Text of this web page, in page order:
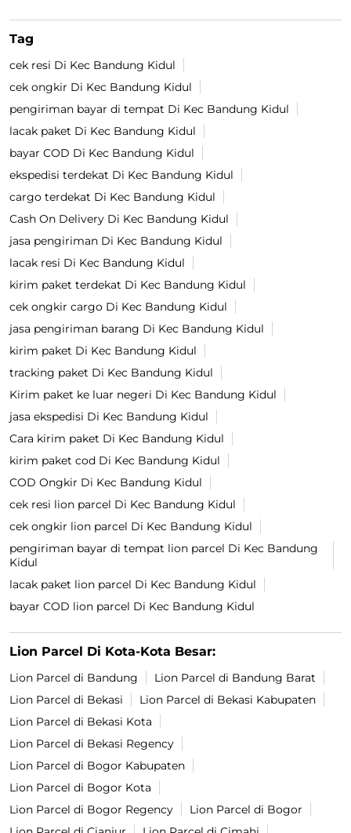
Tag
cek resi Di Kec Bandung Kidul
cek ongkir Di Kec Bandung Kidul
pengiriman bayar di tempat Di Kec Bandung Kidul
lacak paket Di Kec Bandung Kidul
bayar COD Di Kec Bandung Kidul
ekspedisi terdekat Di Kec Bandung Kidul
cargo terdekat Di Kec Bandung Kidul
Cash On Delivery Di Kec Bandung Kidul
jasa pengiriman Di Kec Bandung Kidul
lacak resi Di Kec Bandung Kidul
kirim paket terdekat Di Kec Bandung Kidul
cek ongkir cargo Di Kec Bandung Kidul
jasa pengiriman barang Di Kec Bandung Kidul
kirim paket Di Kec Bandung Kidul
tracking paket Di Kec Bandung Kidul
Kirim paket ke luar negeri Di Kec Bandung Kidul
jasa ekspedisi Di Kec Bandung Kidul
Cara kirim paket Di Kec Bandung Kidul
kirim paket cod Di Kec Bandung Kidul
COD Ongkir Di Kec Bandung Kidul
cek resi lion parcel Di Kec Bandung Kidul
cek ongkir lion parcel Di Kec Bandung Kidul
pengiriman bayar di tempat lion parcel Di Kec Bandung
Kidul
lacak paket lion parcel Di Kec Bandung Kidul
bayar COD lion parcel Di Kec Bandung Kidul
Lion Parcel Di Kota-Kota Besar:
Lion Parcel di Bandung
Lion Parcel di Bandung Barat
Lion Parcel di Bekasi
Lion Parcel di Bekasi Kabupaten
Lion Parcel di Bekasi Kota
Lion Parcel di Bekasi Regency
Lion Parcel di Bogor Kabupaten
Lion Parcel di Bogor Kota
Lion Parcel di Bogor Regency
Lion Parcel di Bogor